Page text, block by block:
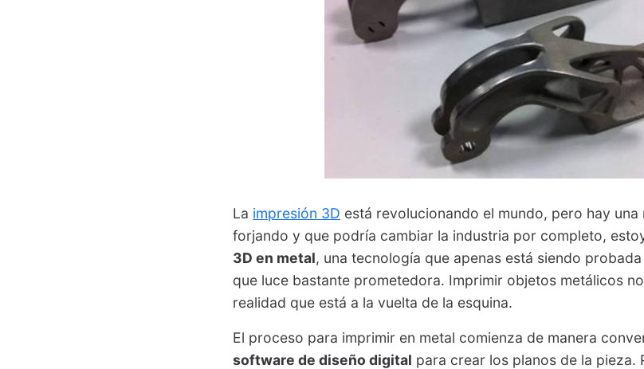
La impresión 3D está revolucionando el mundo, pero hay
forjando y que podría cambiar la industria por completo,
3D en metal, una tecnología que apenas está siendo
que luce bastante prometedora. Imprimir objetos metálicos
realidad que está a la vuelta de la esquina.
El proceso para imprimir en metal comienza de manera
software de diseño digital para crear los planos de la pieza.